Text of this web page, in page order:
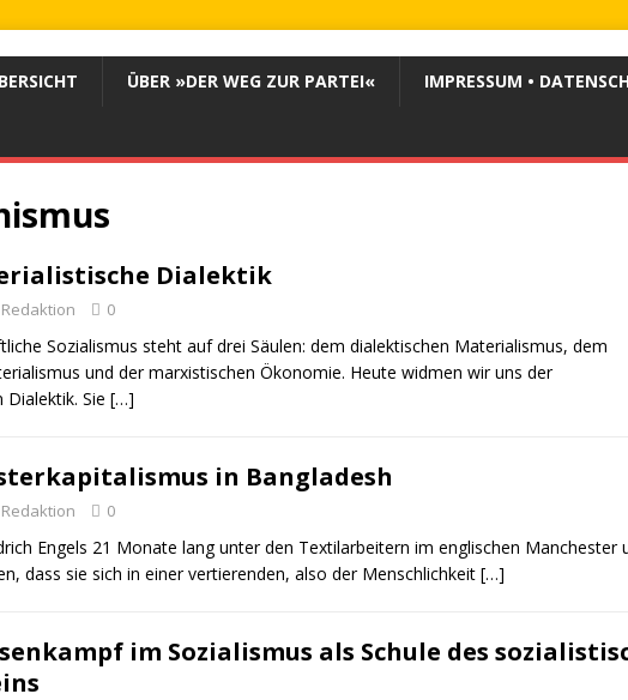
ÜBER »DER WEG ZUR PARTEI« IMPRESSUM •
Dialektik
Redaktion 0
Sozialismus steht auf drei Säulen: dem dialektischen Materialismus, dem
und der marxistischen Ökonomie. Heute widmen wir uns der
Sie […]
in Bangladesh
Redaktion 0
Engels 21 Monate lang unter den Textilarbeitern im englischen Manchester
dass sie sich in einer vertierenden, also der Menschlichkeit […]
im Sozialismus als Schule des